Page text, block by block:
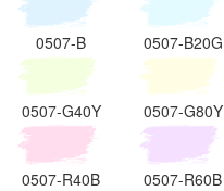
0507-B 0507-B20G
0507-G40Y 0507-G80Y
0507-R40B 0507-R60B